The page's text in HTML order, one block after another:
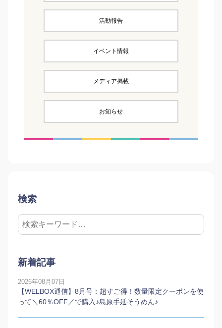
活動報告
イベント情報
メディア掲載
お知らせ
検索
新着記事
2026年08月07日
【WELBOX通信】8月号：超すご得！数量限定クーポンを使
って＼60％OFF／で購入♪島原手延そうめん♪